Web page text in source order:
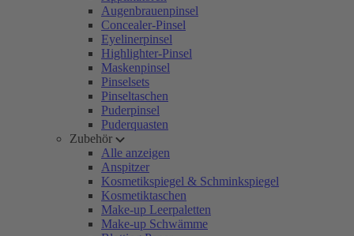
Augenbrauenpinsel
Concealer-Pinsel
Eyelinerpinsel
Highlighter-Pinsel
Maskenpinsel
Pinselsets
Pinseltaschen
Puderpinsel
Puderquasten
Zubehör
Alle anzeigen
Anspitzer
Kosmetikspiegel & Schminkspiegel
Kosmetiktaschen
Make-up Leerpaletten
Make-up Schwämme